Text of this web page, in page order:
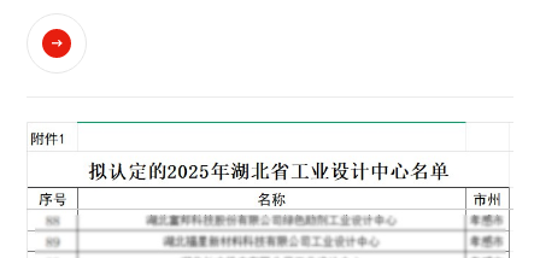
理工大学新材料“五链融合”科技成果转化对接会暨材料校友产教
融合生态共建行动。作为高新技术企业、科技型中小企业、省级
工业设计中心，现场与高校及行业伙伴交流对接，公...